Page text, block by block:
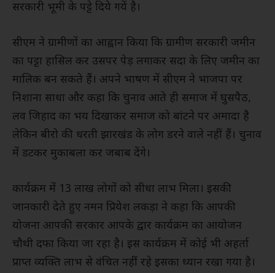
सरकारी भूमी के पट्टे दिये गयें है।
सीएम ने ग्रामीणों का आह्वान किया कि ग्रामीण सरकारी जमीन
का पट्टा हासिल कर उसपर पेड़ लगाकर सदा के लिए जमीन का
मालिक बन सकते हैं। अपने भाषण में सीएम ने भाजपा पर
निशाना साधा और कहा कि चुनाव आते ही समाज में घुसपैठ,
लव जिहाद का भय दिखाकर समाज को बांटने पर अमादा है
लेकिन बीरो की धरती झारखंड के लोग डरने वाले नहीं हैं। चुनाव
में डटकर मुकाबला कर जबाब देंगे।
कार्यक्रम में 13 लाख लोगों को सीधा लाभ मिला। इसकी
जानकारी देते हुए नमन प्रियेश लकड़ा ने कहा कि आपकी
योजना आपकी सरकार आपके द्वार कार्यक्रम का आयोजन
चौथी दफा किया जा रहा है। इस कार्यक्रम में कोई भी अहर्ता
प्राप्त व्यक्ति लाभ से वंचित नहीं रहे इसका ध्यान रखा गया है।